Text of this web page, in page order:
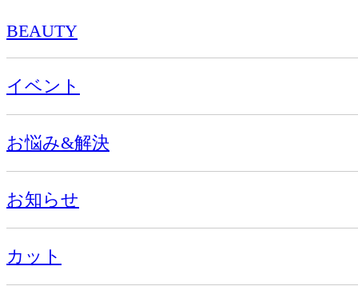
BEAUTY
イベント
お悩み&解決
お知らせ
カット